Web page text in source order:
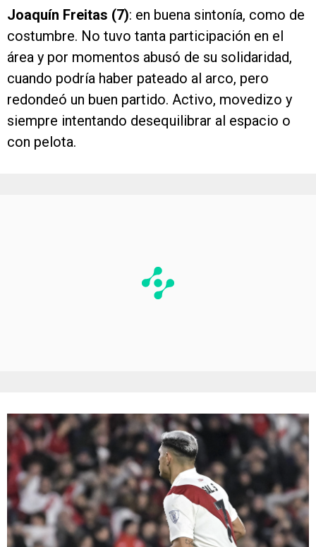
Joaquín Freitas (7): en buena sintonía, como de
costumbre. No tuvo tanta participación en el
área y por momentos abusó de su solidaridad,
cuando podría haber pateado al arco, pero
redondeó un buen partido. Activo, movedizo y
siempre intentando desequilibrar al espacio o
con pelota.